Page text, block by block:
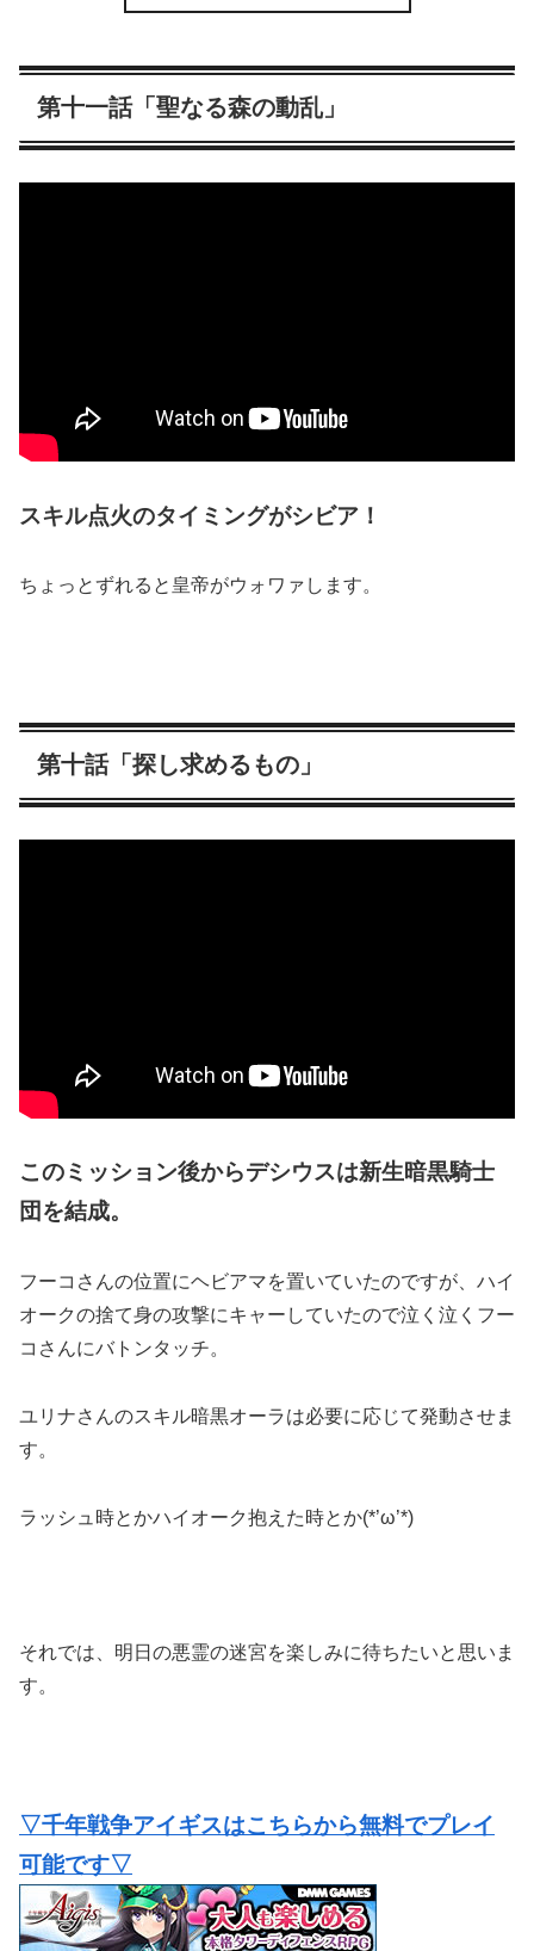
第十一話「聖なる森の動乱」
スキル点火のタイミングがシビア！
ちょっとずれると皇帝がウォワァします。
第十話「探し求めるもの」
このミッション後からデシウスは新生暗黒騎士
団を結成。
フーコさんの位置にヘビアマを置いていたのですが、ハイ
オークの捨て身の攻撃にキャーしていたので泣く泣くフー
コさんにバトンタッチ。
ユリナさんのスキル暗黒オーラは必要に応じて発動させま
す。
ラッシュ時とかハイオーク抱えた時とか(*’ω’*)
それでは、明日の悪霊の迷宮を楽しみに待ちたいと思いま
す。
▽千年戦争アイギスはこちらから無料でプレイ
可能です▽